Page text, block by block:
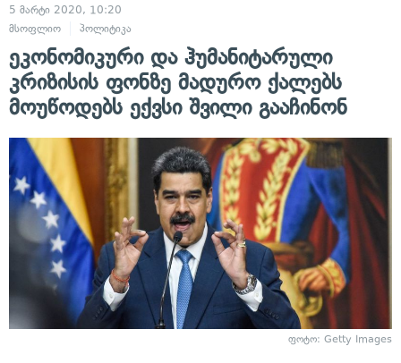
5 მარტი 2020, 10:20
მსოფლიო
პოლიტიკა
ეკონომიკური და ჰუმანიტარული
კრიზისის ფონზე მადურო ქალებს
მოუწოდებს ექვსი შვილი გააჩინონ
ფოტო: Getty Images